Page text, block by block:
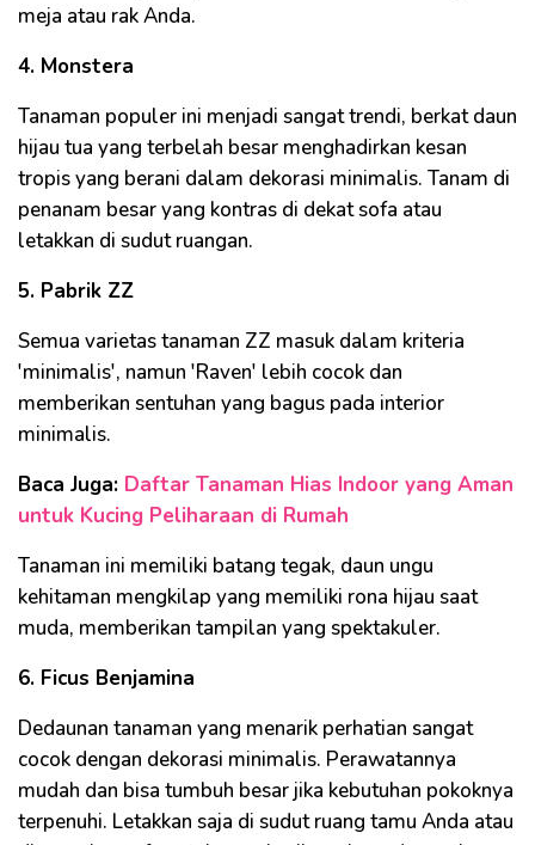
meja atau rak Anda.
4. Monstera
Tanaman populer ini menjadi sangat trendi, berkat daun
hijau tua yang terbelah besar menghadirkan kesan
tropis yang berani dalam dekorasi minimalis. Tanam di
penanam besar yang kontras di dekat sofa atau
letakkan di sudut ruangan.
5. Pabrik ZZ
Semua varietas tanaman ZZ masuk dalam kriteria
'minimalis', namun 'Raven' lebih cocok dan
memberikan sentuhan yang bagus pada interior
minimalis.
Baca Juga: Daftar Tanaman Hias Indoor yang Aman
untuk Kucing Peliharaan di Rumah
Tanaman ini memiliki batang tegak, daun ungu
kehitaman mengkilap yang memiliki rona hijau saat
muda, memberikan tampilan yang spektakuler.
6. Ficus Benjamina
Dedaunan tanaman yang menarik perhatian sangat
cocok dengan dekorasi minimalis. Perawatannya
mudah dan bisa tumbuh besar jika kebutuhan pokoknya
terpenuhi. Letakkan saja di sudut ruang tamu Anda atau